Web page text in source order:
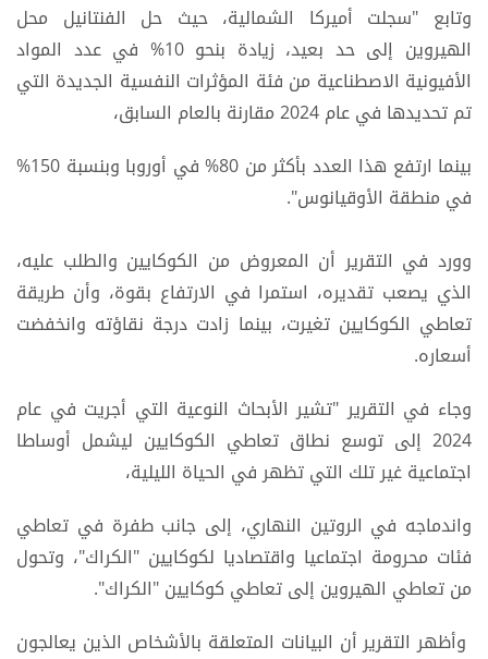
وتابع "سجلت أميركا الشمالية، حيث حل الفنتانيل محل
الهيروين إلى حد بعيد، زيادة بنحو 10% في عدد المواد
الأفيونية الاصطناعية من فئة المؤثرات النفسية الجديدة التي
تم تحديدها في عام 2024 مقارنة بالعام السابق،
بينما ارتفع هذا العدد بأكثر من 80% في أوروبا وبنسبة 150%
في منطقة الأوقيانوس".
وورد في التقرير أن المعروض من الكوكايين والطلب عليه،
الذي يصعب تقديره، استمرا في الارتفاع بقوة، وأن طريقة
تعاطي الكوكايين تغيرت، بينما زادت درجة نقاؤته وانخفضت
أسعاره.
وجاء في التقرير "تشير الأبحاث النوعية التي أجريت في عام
2024 إلى توسع نطاق تعاطي الكوكايين ليشمل أوساطا
اجتماعية غير تلك التي تظهر في الحياة الليلية،
واندماجه في الروتين النهاري، إلى جانب طفرة في تعاطي
فئات محرومة اجتماعيا واقتصاديا لكوكايين "الكراك"، وتحول
من تعاطي الهيروين إلى تعاطي كوكايين "الكراك".
وأظهر التقرير أن البيانات المتعلقة بالأشخاص الذين يعالجون